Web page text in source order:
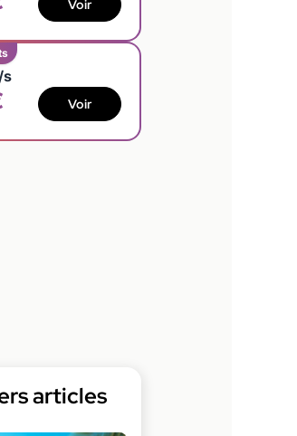
Voir
s
Voir
articles